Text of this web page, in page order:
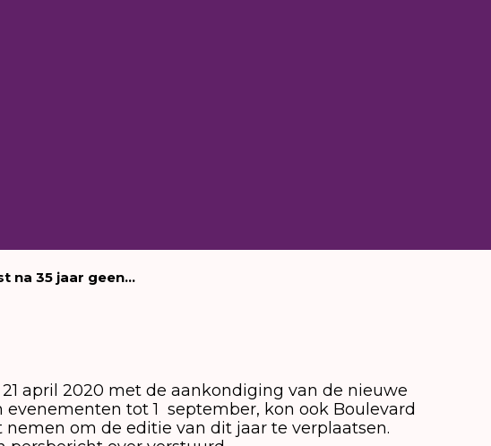
na 35 jaar geen...
april 2020 met de aankondiging van de nieuwe
tot 1 september, kon ook Boulevard
om de editie van dit jaar te verplaatsen.